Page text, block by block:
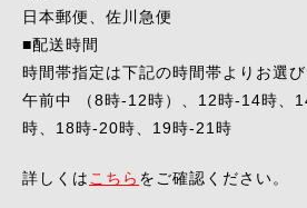
日本郵便、佐川急便
■配送時間
時間帯指定は下記の時間帯よりお選び
午前中 （8時-12時）、12時-14時、
時、18時-20時、19時-21時
詳しくは こちら をご確認ください。